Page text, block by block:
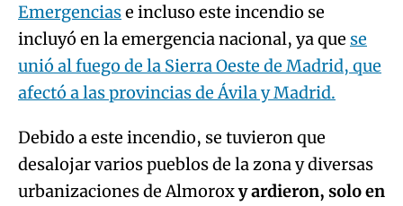
Emergenciase incluso este incendio se
incluyó en la emergencia nacional, ya que se
unió al fuego de la Sierra Oeste de Madrid, que
afectó a las provincias de Ávila y Madrid.
Debido a este incendio, se tuvieron que
desalojar varios pueblos de la zona y diversas
urbanizaciones de Almoroxy ardieron, solo en